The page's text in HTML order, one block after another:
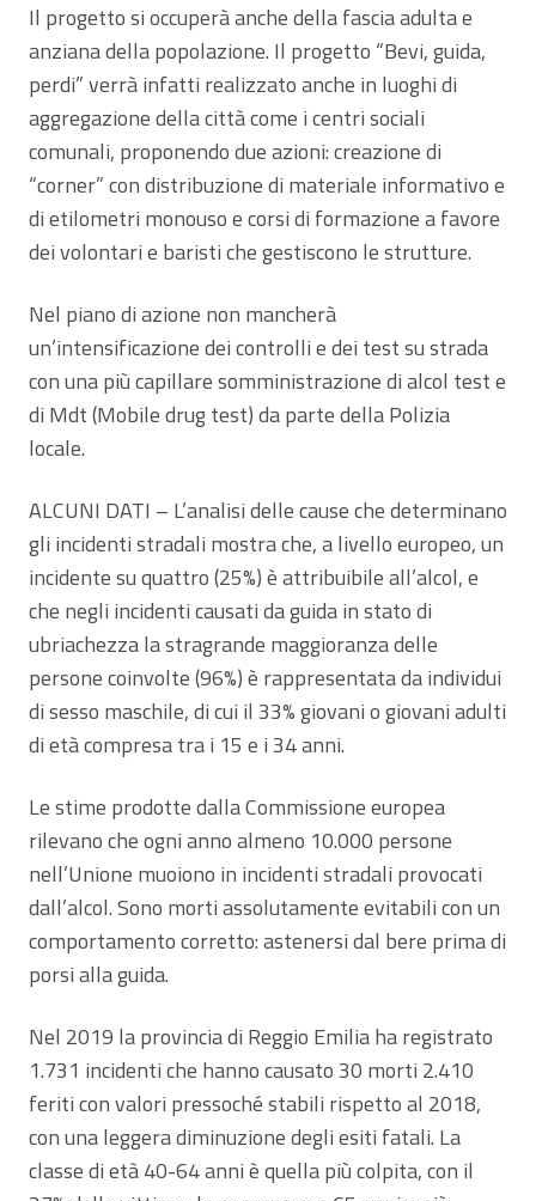
Il progetto si occuperà anche della fascia adulta e
anziana della popolazione. Il progetto “Bevi, guida,
perdi” verrà infatti realizzato anche in luoghi di
aggregazione della città come i centri sociali
comunali, proponendo due azioni: creazione di
“corner” con distribuzione di materiale informativo e
di etilometri monouso e corsi di formazione a favore
dei volontari e baristi che gestiscono le strutture.
Nel piano di azione non mancherà
un’intensificazione dei controlli e dei test su strada
con una più capillare somministrazione di alcol test e
di Mdt (Mobile drug test) da parte della Polizia
locale.
ALCUNI DATI – L’analisi delle cause che determinano
gli incidenti stradali mostra che, a livello europeo, un
incidente su quattro (25%) è attribuibile all’alcol, e
che negli incidenti causati da guida in stato di
ubriachezza la stragrande maggioranza delle
persone coinvolte (96%) è rappresentata da individui
di sesso maschile, di cui il 33% giovani o giovani adulti
di età compresa tra i 15 e i 34 anni.
Le stime prodotte dalla Commissione europea
rilevano che ogni anno almeno 10.000 persone
nell’Unione muoiono in incidenti stradali provocati
dall’alcol. Sono morti assolutamente evitabili con un
comportamento corretto: astenersi dal bere prima di
porsi alla guida.
Nel 2019 la provincia di Reggio Emilia ha registrato
1.731 incidenti che hanno causato 30 morti 2.410
feriti con valori pressoché stabili rispetto al 2018,
con una leggera diminuzione degli esiti fatali. La
classe di età 40-64 anni è quella più colpita, con il